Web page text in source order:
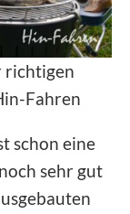
richtigen
Fahren
schon eine
sehr gut